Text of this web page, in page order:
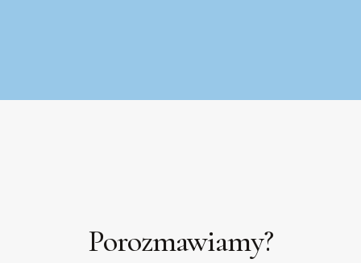
Porozmawiamy?